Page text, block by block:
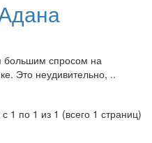
большим спросом на
Это неудивительно, ..
1 по 1 из 1 (всего 1 страниц)